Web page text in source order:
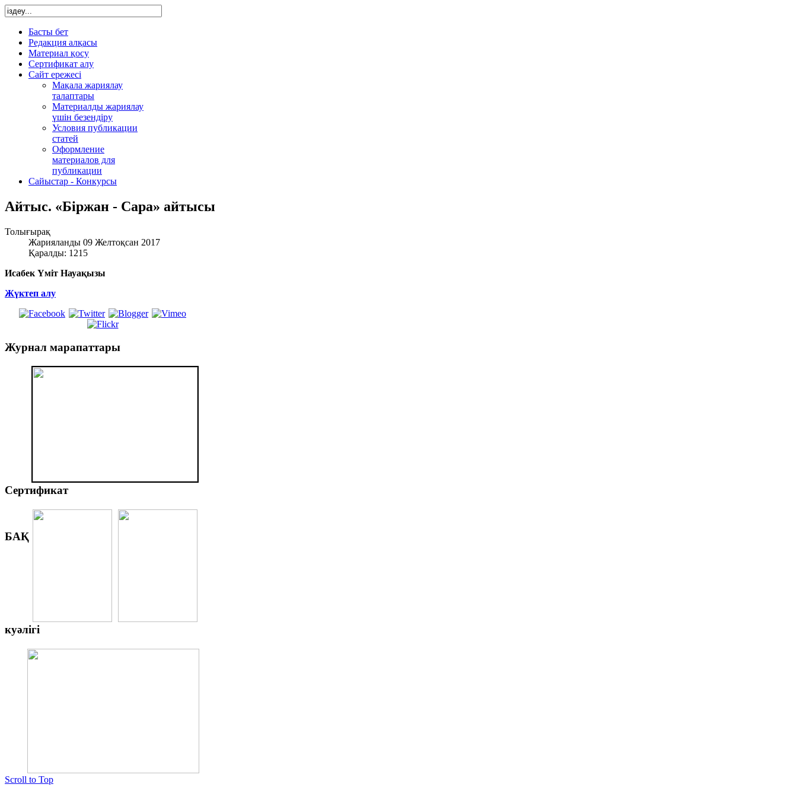
Басты бет
Редакция алқасы
Материал қосу
Сертификат алу
Сайт ережесі
Мақала жариялау
талаптары
Материалды жариялау
үшін безендіру
Условия публикации
статей
Оформление
материалов для
публикации
Сайыстар - Конкурсы
Айтыс. «Біржан - Сара» айтысы
Толығырақ
Жарияланды 09 Желтоқсан 2017
Қаралды: 1215
Исабек Үміт Науақызы
Жүктеп алу
Журнал марапаттары
Сертификат
БАҚ
куәлігі
Scroll to Top